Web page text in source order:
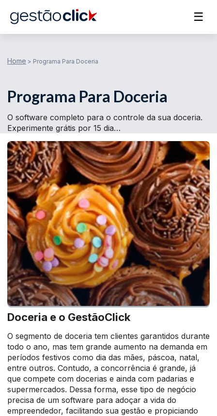
☰
Home > Programa Para Doceria
Programa Para Doceria
O software completo para o controle da sua doceria.
Experimente grátis por 15 dia…
Doceria e o GestãoClick
O segmento de doceria tem clientes garantidos durante
todo o ano, mas tem grande aumento na demanda em
períodos festivos como dia das mães, páscoa, natal,
entre outros. Contudo, a concorrência é grande, já
que compete com docerias e ainda com padarias e
supermercados. Dessa forma, esse tipo de negócio
precisa de um software para adoçar a vida do
empreendedor, facilitando sua gestão e propiciando